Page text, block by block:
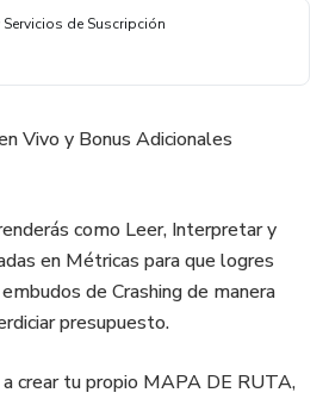
de Suscripción
Vivo y Bonus Adicionales
como Leer, Interpretar y
en Métricas para que logres
de Crashing de manera
presupuesto.
crear tu propio MAPA DE RUTA,